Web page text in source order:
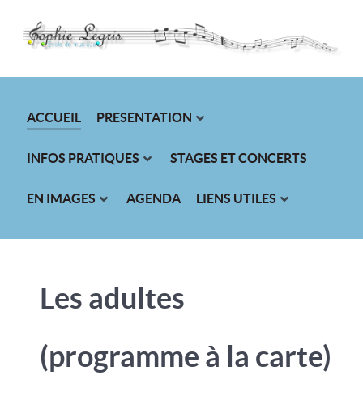
ACCUEIL PRESENTATION
INFOS PRATIQUES STAGES ET CONCERTS
EN IMAGES AGENDA LIENS UTILES
Les adultes
(programme à la carte)